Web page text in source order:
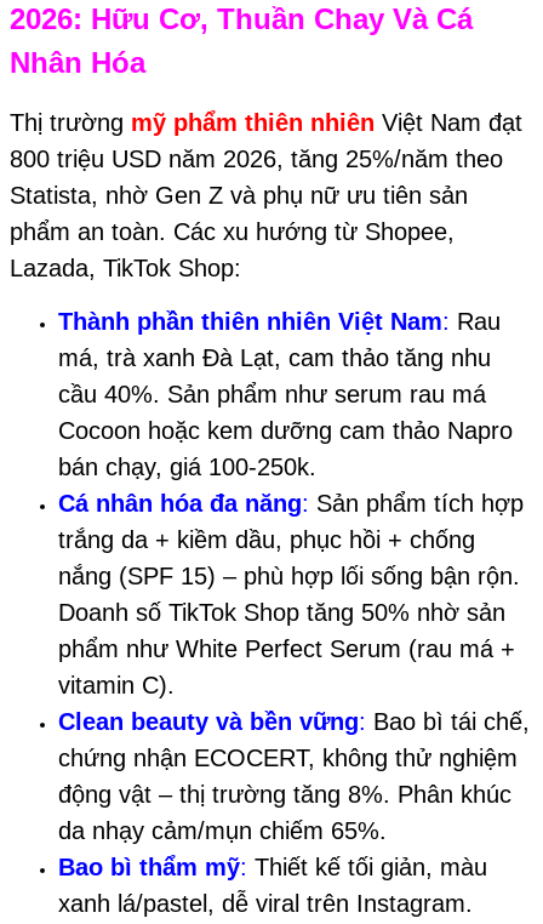
2026: Hữu Cơ, Thuần Chay Và Cá
Nhân Hóa
Thị trường mỹ phẩm thiên nhiên Việt Nam đạt
800 triệu USD năm 2026, tăng 25%/năm theo
Statista, nhờ Gen Z và phụ nữ ưu tiên sản
phẩm an toàn. Các xu hướng từ Shopee,
Lazada, TikTok Shop:
Thành phần thiên nhiên Việt Nam: Rau
má, trà xanh Đà Lạt, cam thảo tăng nhu
cầu 40%. Sản phẩm như serum rau má
Cocoon hoặc kem dưỡng cam thảo Napro
bán chạy, giá 100-250k.
Cá nhân hóa đa năng: Sản phẩm tích hợp
trắng da + kiềm dầu, phục hồi + chống
nắng (SPF 15) – phù hợp lối sống bận rộn.
Doanh số TikTok Shop tăng 50% nhờ sản
phẩm như White Perfect Serum (rau má +
vitamin C).
Clean beauty và bền vững: Bao bì tái chế,
chứng nhận ECOCERT, không thử nghiệm
động vật – thị trường tăng 8%. Phân khúc
da nhạy cảm/mụn chiếm 65%.
Bao bì thẩm mỹ: Thiết kế tối giản, màu
xanh lá/pastel, dễ viral trên Instagram.